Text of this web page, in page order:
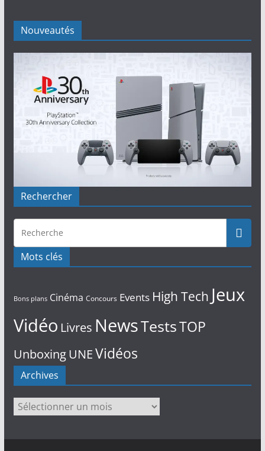
Nouveautés
Rechercher
Mots clés
Bons plans Cinéma Concours Events High Tech Jeux
Vidéo Livres NewsTestsTOP
UnboxingUNEVidéos
Archives
Archives